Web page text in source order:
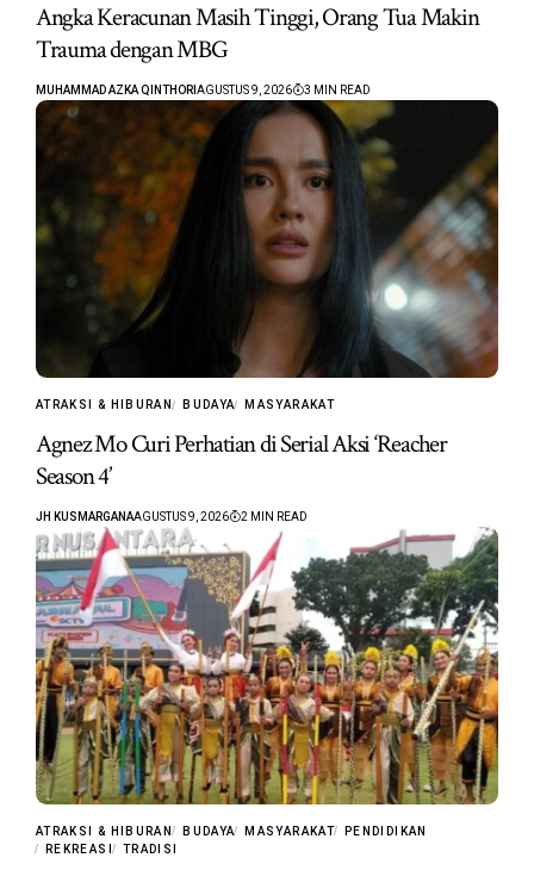
Angka Keracunan Masih Tinggi, Orang Tua Makin
Trauma dengan MBG
MUHAMMAD AZKA QINTHORI AGUSTUS 9, 2026 3 MIN READ
ATRAKSI & HIBURAN BUDAYA MASYARAKAT
Agnez Mo Curi Perhatian di Serial Aksi ‘Reacher
Season 4’
JH KUSMARGANAAGUSTUS 9, 2026 2 MIN READ
ATRAKSI & HIBURAN BUDAYA MASYARAKAT
PENDIDIKAN
REKREASI
TRADISI